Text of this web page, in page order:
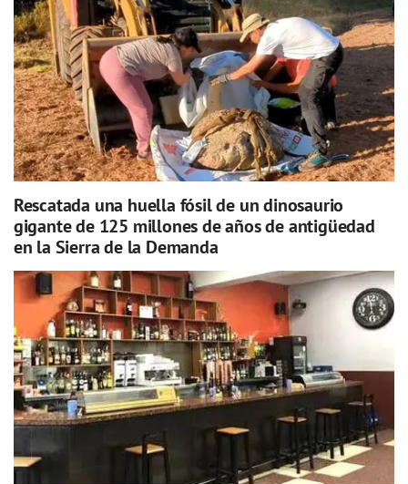
Rescatada una huella fósil de un dinosaurio
gigante de 125 millones de años de antigüedad
en la Sierra de la Demanda